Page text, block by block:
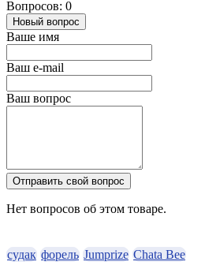
Вопросов: 0
Новый вопрос
Ваше имя
Ваш e-mail
Ваш вопрос
Отправить свой вопрос
Нет вопросов об этом товаре.
судак форель Jumprize Chata Bee